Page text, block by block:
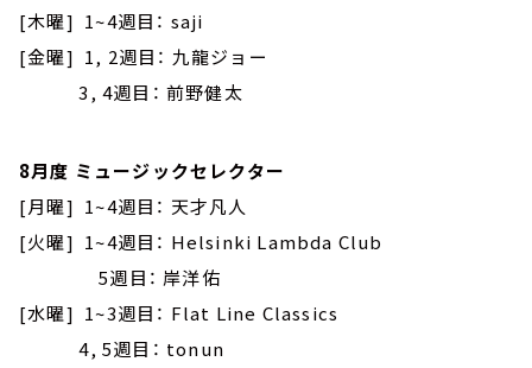
[木曜] 1~4週目： saji
[金曜] 1, 2週目： 九龍ジョー
3, 4週目： 前野健太
8月度 ミュージックセレクター
[月曜] 1~4週目： 天才凡人
[火曜] 1~4週目： Helsinki Lambda Club
5週目： 岸洋佑
[水曜] 1~3週目： Flat Line Classics
4, 5週目： tonun